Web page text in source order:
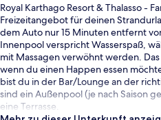
Royal Karthago Resort & Thalasso -
Freizeitangebot für deinen
dem Auto nur 15 Minuten entfernt
Innenpool verspricht Wasserspaß,
mit Massagen verwöhnt werden.
wenn du einen Happen essen
bist du in der Bar/Lounge an der
sind ein Außenpool (je nach Saison
eine Terrasse.